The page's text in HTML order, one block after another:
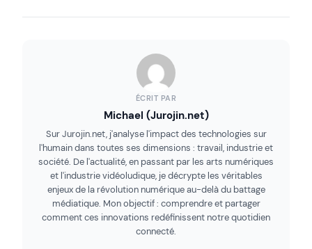
ÉCRIT PAR
Michael (Jurojin.net)
Sur Jurojin.net, j'analyse l'impact des technologies sur
l'humain dans toutes ses dimensions : travail, industrie et
société. De l'actualité, en passant par les arts numériques
et l'industrie vidéoludique, je décrypte les véritables
enjeux de la révolution numérique au-delà du battage
médiatique. Mon objectif : comprendre et partager
comment ces innovations redéfinissent notre quotidien
connecté.